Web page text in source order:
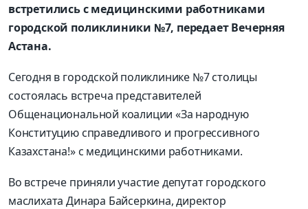
встретились с медицинскими работниками
городской поликлиники №7, передает Вечерняя
Астана.
Сегодня в городской поликлинике №7 столицы
состоялась встреча представителей
Общенациональной коалиции «За народную
Конституцию справедливого и прогрессивного
Казахстана!» с медицинскими работниками.
Во встрече приняли участие депутат городского
маслихата Динара Байсеркина, директор